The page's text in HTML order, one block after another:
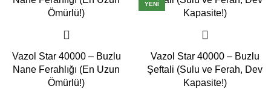
Orijinal Kapalı Kutu, Aynı
Gün Kargo İmkanı.
Durum:
Orijinal Kapalı Kutu, Aynı
Gün Kargo İmkanı.
Vazol Star 40000 – Buzlu
Nane Ferahlığı (En Uzun
Ömürlü!)
YENI
Vazol Star 40000 – Buzlu
Şeftali (Sulu ve Ferah, Dev
Kapasite!)